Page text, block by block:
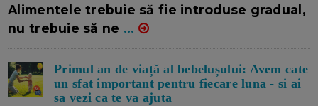
Alimentele trebuie să fie introduse gradual,
nu trebuie să ne ...
Primul an de viață al bebelușului: Avem cate
un sfat important pentru fiecare luna - si ai
sa vezi ca te va ajuta